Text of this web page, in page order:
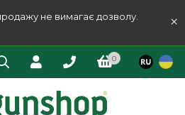
не вимагає дозволу.
×
0